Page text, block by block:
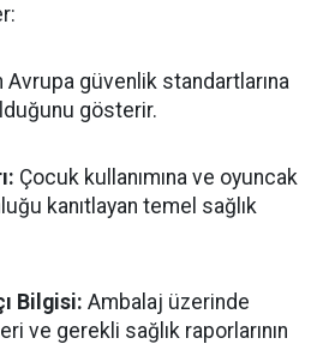
Avrupa güvenlik standartlarına
gösterir.
Çocuk kullanımına ve oyuncak
kanıtlayan temel sağlık
Bilgisi: Ambalaj üzerinde
ve gerekli sağlık raporlarının